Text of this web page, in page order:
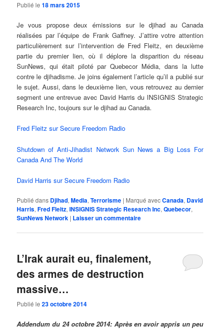
Publié le18 mars 2015
Je vous propose deux émissions sur le djihad au Canada
réalisées par l’équipe de Frank Gaffney. J’attire votre attention
particulièrement sur l’intervention de Fred Fleitz, en deuxième
partie du premier lien, où il déplore la disparition du réseau
SunNews, qui était piloté par Quebecor Média, dans la lutte
contre le djihadisme. Je joins également l’article qu’il a publié sur
le sujet. Aussi, dans le deuxième lien, vous retrouvez au dernier
segment une entrevue avec David Harris du INSIGNIS Strategic
Research Inc, toujours sur le djihad au Canada.
Fred Fleitz sur Secure Freedom Radio
Shutdown of Anti-Jihadist Network Sun News a Big Loss For
Canada And The World
David Harris sur Secure Freedom Radio
Publié dans Djihad,Media,Terrorisme | Marqué avecCanada, David
Harris,Fred Fleitz,INSIGNIS Strategic Research Inc,Quebecor,
SunNews Network | Laisser un commentaire
L’Irak aurait eu, finalement,
des armes de destruction
massive…
Publié le23 octobre 2014
Addendum du 24 octobre 2014: Après en avoir appris un peu